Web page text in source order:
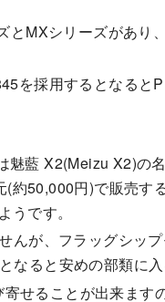
MXシリーズがあり
を採用するとなると
藍 X2(Meizu X2)の
約50,000円)で販売す
です。
んが、フラッグシッ
ると安めの部類に入
せることが出来ます